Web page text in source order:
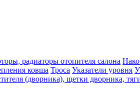
радиаторы отопителя салона
ковша Троса Указатели уровня
(дворника), щетки дворника,